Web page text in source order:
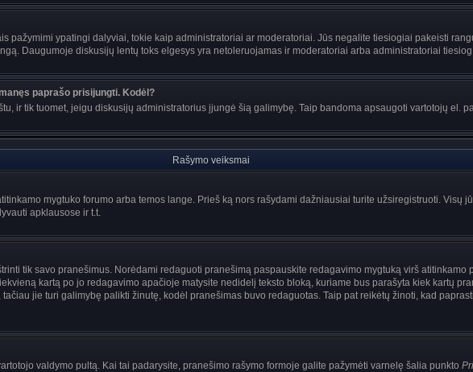
pažymimi ypatingi dalyviai, tokie kaip administratoriai ar moderatoriai. Jūs negalite tiesiogiai pakeisti
Daugumoje diskusijų lentų toks elgesys yra netoleruojamas ir moderatoriai arba administratoriai
paprašo prisijungti. Kodėl?
ir tik tuomet, jeigu diskusijų administratorius įjungė šią galimybę. Taip bandoma apsaugoti vartotojų el.
Rašymo veiksmai
mygtuko forumo arba temos lange. Prieš ką nors rašydami dažniausiai turite užsiregistruoti. Visų
apklausose ir t.t.
tik savo pranešimus. Norėdami redaguoti pranešimą paspauskite redagavimo mygtuką virš atitinkamo
kartą po jo redagavimo apačioje matysite nedidelį teksto bloką, kuriame bus parašyta kiek kartų
jie turi galimybę palikti žinutę, kodėl pranešimas buvo redaguotas. Taip pat reikėtų žinoti, kad
valdymo pultą. Kai tai padarysite, pranešimo rašymo formoje galite pažymėti varnelę šalia punkto